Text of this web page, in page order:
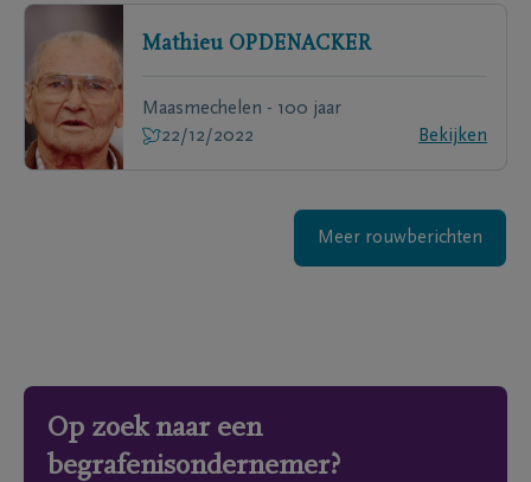
Mathieu OPDENACKER
Maasmechelen - 100 jaar
22/12/2022
Bekijken
Meer rouwberichten
Op zoek naar een
begrafenisondernemer?